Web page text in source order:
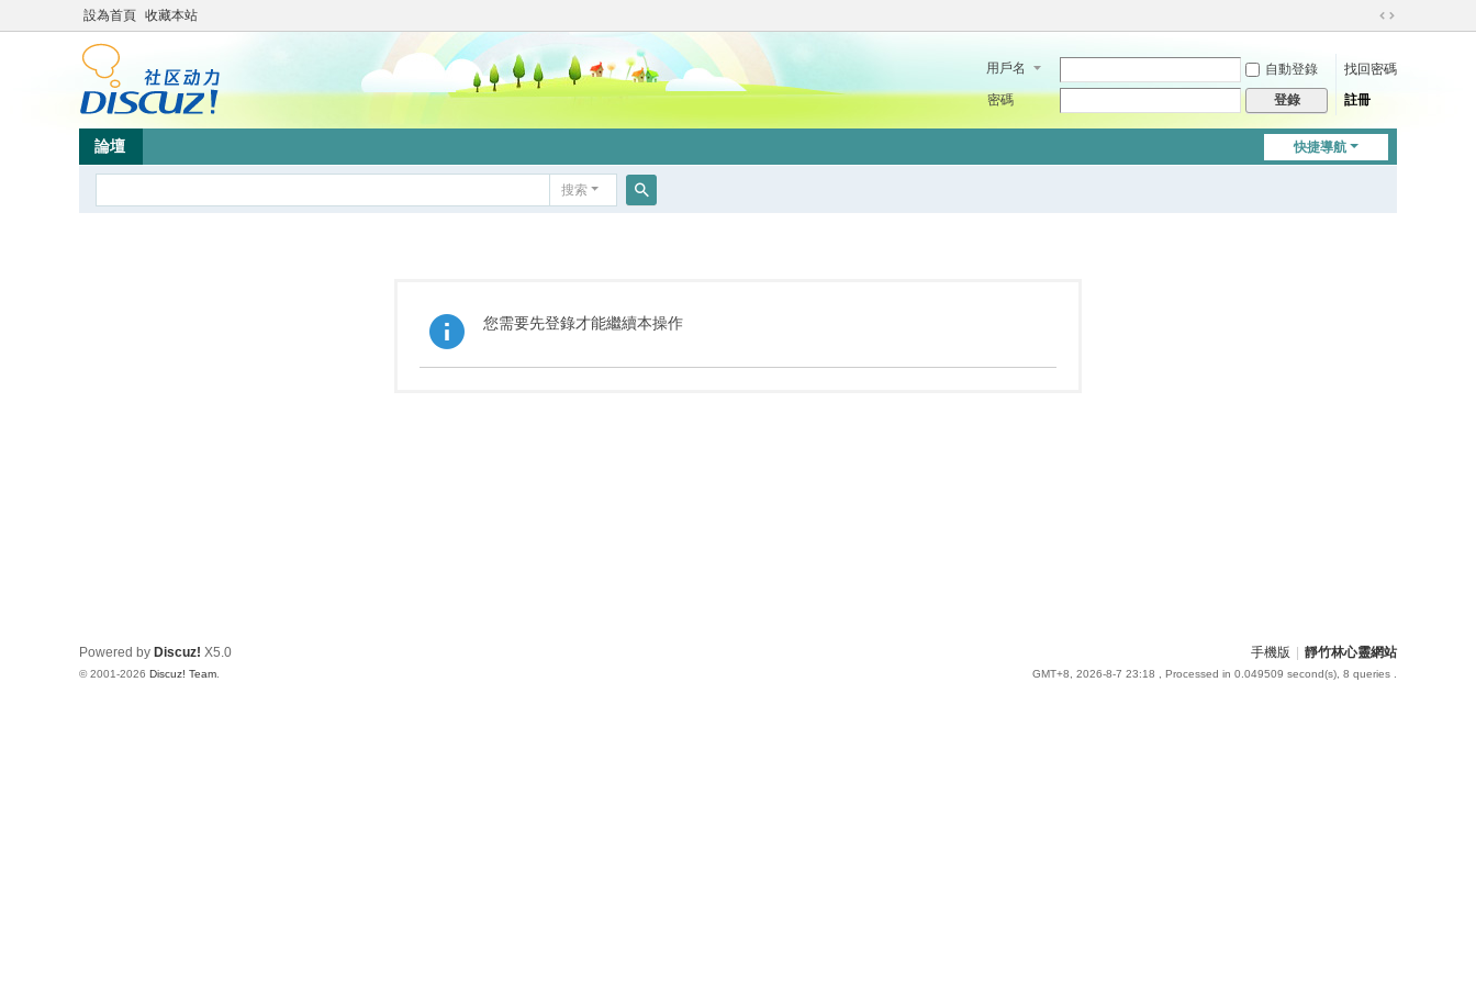
設為首頁 收藏本站
切
到
用戶名 自動登錄
找回密碼
密碼
登錄 註冊
快捷導航
論壇
搜索
您需要先登錄才能繼續本操作
手機版 靜竹林心靈網站
GMT+8, 2026-8-7 23:18 , Processed in 0.049509 second(s), 8 queries .
Powered by Discuz! X5.0
© 2001-2026 Discuz! Team